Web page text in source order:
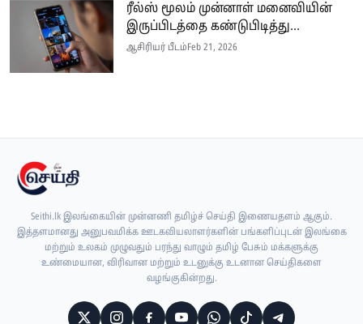
ரீல்ஸ் மூலம் முன்னாள் மனைவியின்
இருப்பிடத்தை கண்டுபிடித்து...
ஆசிரியர் பீடம்Feb 21, 2026
Seithi.lk இலங்கையின் முன்னணி தமிழ்ச் செய்தி இணையதளம் ஆகும்.
இத்தளமானது அனுபவமிக்க ஊடகவியலாளர்களின் பங்களிப்புடன் இலங்கை
மற்றும் உலகம் முழுவதும் பரந்து வாழும் தமிழ் பேசும் மக்களுக்கு
உண்மையான, விரிவான மற்றும் உடனுக்கு உடனான செய்திகளை
வழங்குகின்றது.